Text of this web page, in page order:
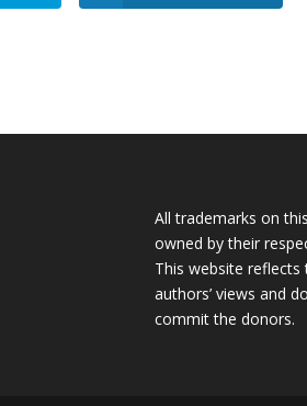
All trademarks on
owned by their
This website reflects
authors’ views and
commit the donors.